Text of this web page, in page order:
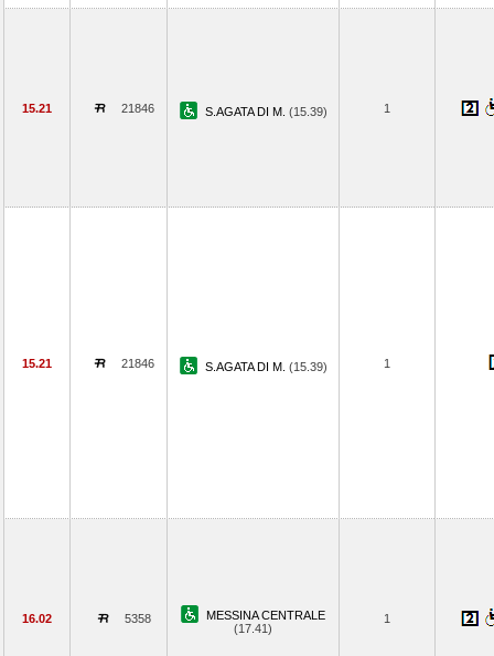
15.21 21846 S.AGATA DI M. (15.39) 1
15.21 21846 S.AGATA DI M. (15.39) 1
16.02 5358
MESSINA CENTRALE
(17.41)
1